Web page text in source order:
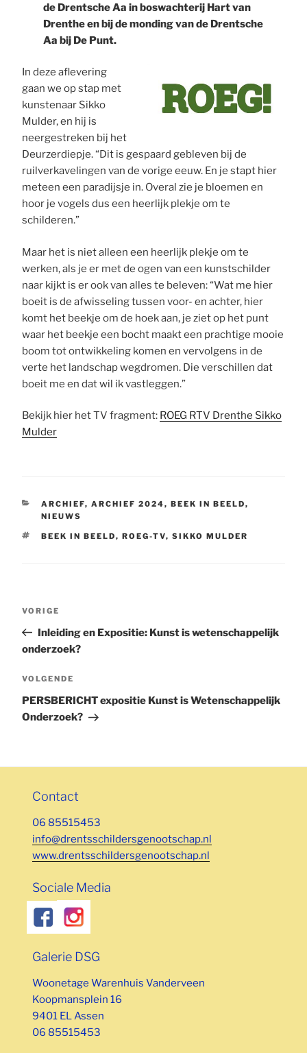
de Drentsche Aa in boswachterij Hart van
Drenthe en bij de monding van de Drentsche
Aa bij De Punt.
In deze aflevering
gaan we op stap met
kunstenaar Sikko
Mulder, en hij is
neergestreken bij het
Deurzerdiepje. “Dit is gespaard gebleven bij de
ruilverkavelingen van de vorige eeuw. En je stapt hier
meteen een paradijsje in. Overal zie je bloemen en
hoor je vogels dus een heerlijk plekje om te
schilderen.”
Maar het is niet alleen een heerlijk plekje om te
werken, als je er met de ogen van een kunstschilder
naar kijkt is er ook van alles te beleven: “Wat me hier
boeit is de afwisseling tussen voor- en achter, hier
komt het beekje om de hoek aan, je ziet op het punt
waar het beekje een bocht maakt een prachtige mooie
boom tot ontwikkeling komen en vervolgens in de
verte het landschap wegdromen. Die verschillen dat
boeit me en dat wil ik vastleggen.”
Bekijk hier het TV fragment: ROEG RTV Drenthe Sikko
Mulder
CATEGORIEËN
ARCHIEF, ARCHIEF 2024, BEEK IN BEELD,
NIEUWS
TAGS
BEEK IN BEELD, ROEG-TV, SIKKO MULDER
Bericht
Vorig
bericht
VORIGE
Inleiding en Expositie: Kunst is wetenschappelijk
onderzoek?
Volgend
bericht
VOLGENDE
PERSBERICHT expositie Kunst is Wetenschappelijk
Onderzoek?
Contact
06 85515453
info@drentsschildersgenootschap.nl
www.drentsschildersgenootschap.nl
Sociale Media
Galerie DSG
Woonetage Warenhuis Vanderveen
Koopmansplein 16
9401 EL Assen
06 85515453